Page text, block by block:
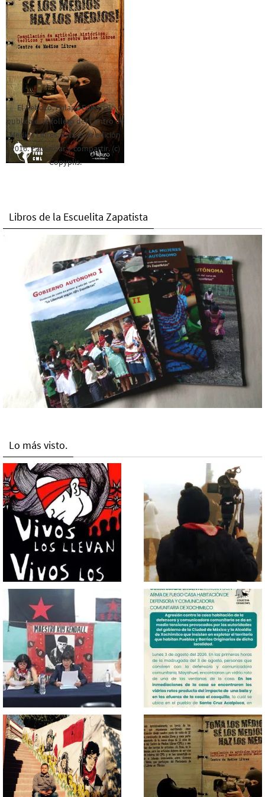
El Rebozo, Palapa Editorial,
publica este folleto del Centro de
Medios Libres. Esta es la edición
2016. Para rolar y compartir. (c)
Copyplis.
Libros de la Escuelita Zapatista
Lo más visto.